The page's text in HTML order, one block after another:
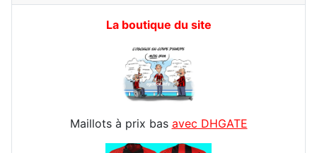
La boutique du site
Maillots à prix bas avec DHGATE